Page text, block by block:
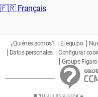
🇫🇷 Français
¿Quiénes somos? El equipo
Datos personales
Configurar
Groupe Figaro